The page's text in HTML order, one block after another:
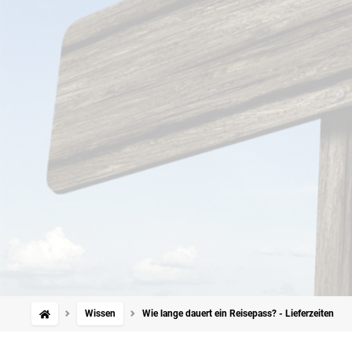
Wissen Wie lange dauert ein Reisepass? - Lieferzeiten